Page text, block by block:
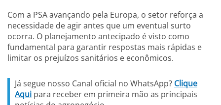
Com a PSA avançando pela Europa, o setor reforça a
necessidade de agir antes que um eventual surto
ocorra. O planejamento antecipado é visto como
fundamental para garantir respostas mais rápidas e
limitar os prejuízos sanitários e econômicos.
Já segue nosso Canal oficial no WhatsApp? Clique
Aqui para receber em primeira mão as principais